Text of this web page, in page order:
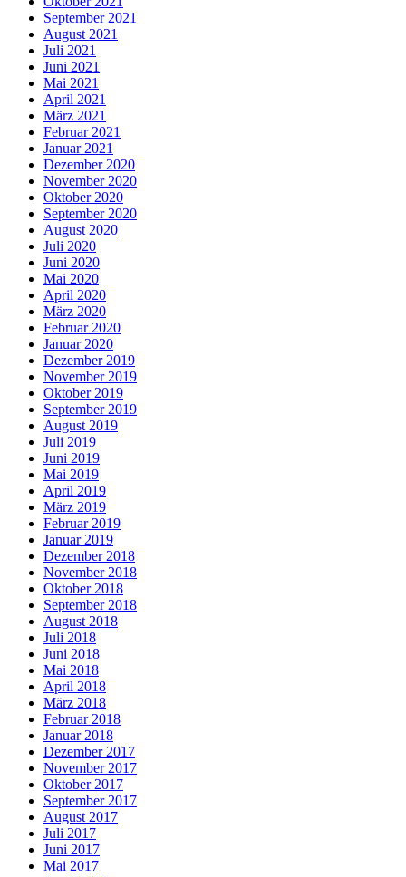
September 2021
August 2021
Juli 2021
Juni 2021
Mai 2021
April 2021
März 2021
Februar 2021
Januar 2021
Dezember 2020
November 2020
Oktober 2020
September 2020
August 2020
Juli 2020
Juni 2020
Mai 2020
April 2020
März 2020
Februar 2020
Januar 2020
Dezember 2019
November 2019
Oktober 2019
September 2019
August 2019
Juli 2019
Juni 2019
Mai 2019
April 2019
März 2019
Februar 2019
Januar 2019
Dezember 2018
November 2018
Oktober 2018
September 2018
August 2018
Juli 2018
Juni 2018
Mai 2018
April 2018
März 2018
Februar 2018
Januar 2018
Dezember 2017
November 2017
Oktober 2017
September 2017
August 2017
Juli 2017
Juni 2017
Mai 2017